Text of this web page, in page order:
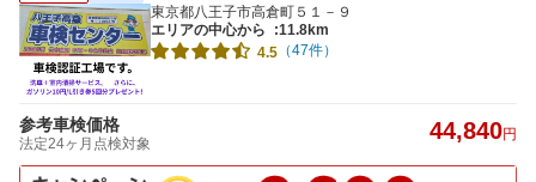
東京都八王子市高倉町５１－９
エリアの中心から
:11.8km
4.5 （47件）
参考車検価格
法定24ヶ月点検対象 44,840円